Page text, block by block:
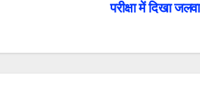
परीक्षा में दिखा